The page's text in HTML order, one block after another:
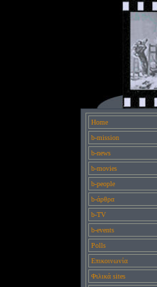
Home
b-mission
b-news
b-movies
b-people
b-άρθρα
b-TV
b-events
Polls
Επικοινωνία
Φιλικά sites